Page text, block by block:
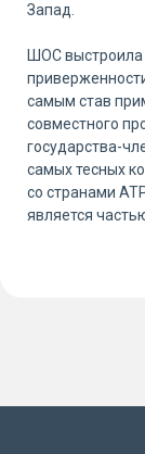
Запад.
ШОС выстроила
самым став
совместного
государства-
самых тесных
со странами
является